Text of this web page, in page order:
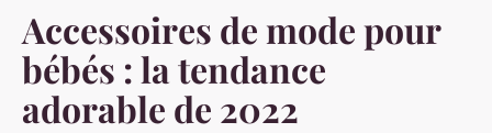
Accessoires de mode pour
bébés : la tendance
adorable de 2022